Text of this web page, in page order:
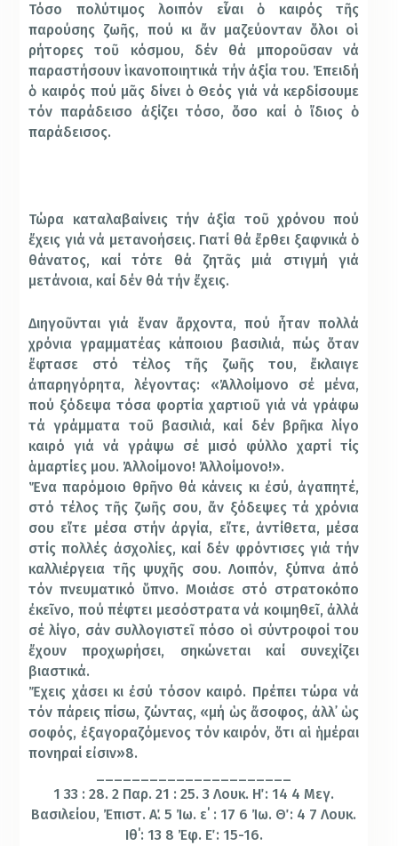
Τόσο πολύτιμος λοιπόν εἶναι ὁ καιρός τῆς
παρούσης ζωῆς, πού κι ἄν μαζεύονταν ὅλοι οἱ
ρήτορες τοῦ κόσμου, δέν θά μποροῦσαν νά
παραστήσουν ἱκανοποιητικά τήν ἀξία του. Ἐπειδή
ὁ καιρός πού μᾶς δίνει ὁ Θεός γιά νά κερδίσουμε
τόν παράδεισο ἀξίζει τόσο, ὅσο καί ὁ ἴδιος ὁ
παράδεισος.
Τώρα καταλαβαίνεις τήν ἀξία τοῦ χρόνου πού
ἔχεις γιά νά μετανοήσεις. Γιατί θά ἔρθει ξαφνικά ὁ
θάνατος, καί τότε θά ζητᾶς μιά στιγμή γιά
μετάνοια, καί δέν θά τήν ἔχεις.
Διηγοῦνται γιά ἕναν ἄρχοντα, πού ἦταν πολλά
χρόνια γραμματέας κάποιου βασιλιά, πώς ὅταν
ἔφτασε στό τέλος τῆς ζωῆς του, ἔκλαιγε
ἀπαρηγόρητα, λέγοντας: «Ἀλλοίμονο σέ μένα,
πού ξόδεψα τόσα φορτία χαρτιοῦ γιά νά γράφω
τά γράμματα τοῦ βασιλιά, καί δέν βρῆκα λίγο
καιρό γιά νά γράψω σέ μισό φύλλο χαρτί τίς
ἁμαρτίες μου. Ἀλλοίμονο! Ἀλλοίμονο!».
Ἕνα παρόμοιο θρῆνο θά κάνεις κι ἐσύ, ἀγαπητέ,
στό τέλος τῆς ζωῆς σου, ἄν ξόδεψες τά χρόνια
σου εἴτε μέσα στήν ἀργία, εἴτε, ἀντίθετα, μέσα
στίς πολλές ἀσχολίες, καί δέν φρόντισες γιά τήν
καλλιέργεια τῆς ψυχῆς σου. Λοιπόν, ξύπνα ἀπό
τόν πνευματικό ὕπνο. Μοιάσε στό στρατοκόπο
ἐκεῖνο, πού πέφτει μεσόστρατα νά κοιμηθεῖ, ἀλλά
σέ λίγο, σάν συλλογιστεῖ πόσο οἱ σύντροφοί του
ἔχουν προχωρήσει, σηκώνεται καί συνεχίζει
βιαστικά.
Ἔχεις χάσει κι ἐσύ τόσον καιρό. Πρέπει τώρα νά
τόν πάρεις πίσω, ζώντας, «μή ὡς ἄσοφος, ἀλλ᾿ ὡς
σοφός, ἐξαγοραζόμενος τόν καιρόν, ὅτι αἱ ἡμέραι
πονηραί εἰσιν»8.
1 33 : 28. 2 Παρ. 21 : 25. 3 Λουκ. Η΄ : 14 4 Μεγ.
Βασιλείου, Ἐπιστ. Α΄. 5 Ἰω. ε΄ : 17 6 Ἰω. Θ΄ : 4 7 Λουκ.
Ιθ΄: 13 8 Ἐφ. Ε΄ : 15-16.